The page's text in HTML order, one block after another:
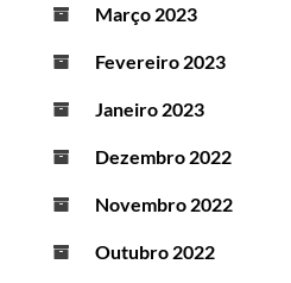
Março 2023
Fevereiro 2023
Janeiro 2023
Dezembro 2022
Novembro 2022
Outubro 2022